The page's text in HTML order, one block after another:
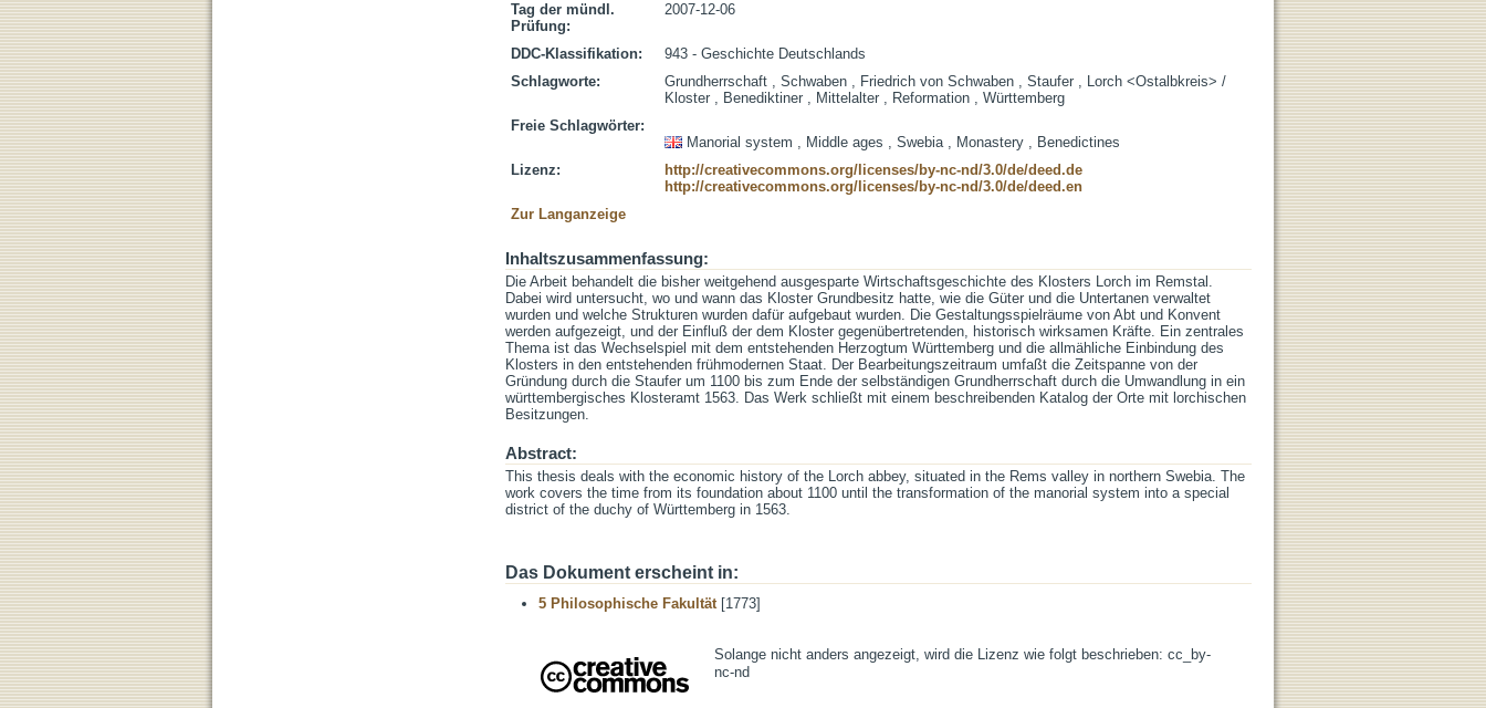
Tag der mündl.
Prüfung:
2007-12-06
DDC-Klassifikation:
943 - Geschichte Deutschlands
Schlagworte:
Grundherrschaft , Schwaben , Friedrich von Schwaben , Staufer , Lorch <Ostalbkreis> /
Kloster , Benediktiner , Mittelalter , Reformation , Württemberg
Freie Schlagwörter:
Manorial system , Middle ages , Swebia , Monastery , Benedictines
Lizenz:
http://creativecommons.org/licenses/by-nc-nd/3.0/de/deed.de
http://creativecommons.org/licenses/by-nc-nd/3.0/de/deed.en
Zur Langanzeige
Inhaltszusammenfassung:
Die Arbeit behandelt die bisher weitgehend ausgesparte Wirtschaftsgeschichte des Klosters Lorch im Remstal.
Dabei wird untersucht, wo und wann das Kloster Grundbesitz hatte, wie die Güter und die Untertanen verwaltet
wurden und welche Strukturen wurden dafür aufgebaut wurden. Die Gestaltungsspielräume von Abt und Konvent
werden aufgezeigt, und der Einfluß der dem Kloster gegenübertretenden, historisch wirksamen Kräfte. Ein zentrales
Thema ist das Wechselspiel mit dem entstehenden Herzogtum Württemberg und die allmähliche Einbindung des
Klosters in den entstehenden frühmodernen Staat. Der Bearbeitungszeitraum umfaßt die Zeitspanne von der
Gründung durch die Staufer um 1100 bis zum Ende der selbständigen Grundherrschaft durch die Umwandlung in ein
württembergisches Klosteramt 1563. Das Werk schließt mit einem beschreibenden Katalog der Orte mit lorchischen
Besitzungen.
Abstract:
This thesis deals with the economic history of the Lorch abbey, situated in the Rems valley in northern Swebia. The
work covers the time from its foundation about 1100 until the transformation of the manorial system into a special
district of the duchy of Württemberg in 1563.
Das Dokument erscheint in:
5 Philosophische Fakultät[1773]
Solange nicht anders angezeigt, wird die Lizenz wie folgt beschrieben: cc_by-
nc-nd